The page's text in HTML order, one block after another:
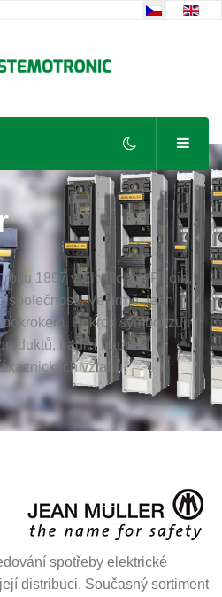
Zvolte jazyk
roku 1897 v Eltville am Rhein,
společnosti. Ve firmě Jean
Pokrok symbolizují
tradici naopak
vztahů.
spotřeby elektrické
distribuci. Současný sortiment